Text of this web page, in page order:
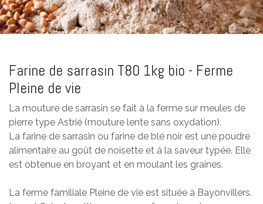
Farine de sarrasin T80 1kg bio - Ferme
Pleine de vie
La mouture de sarrasin se fait à la ferme sur meules de
pierre type Astrié (mouture lente sans oxydation).
La farine de sarrasin ou farine de blé noir est une poudre
alimentaire au goût de noisette et à la saveur typée. Elle
est obtenue en broyant et en moulant les graines.
La ferme familiale Pleine de vie est située à Bayonvillers.